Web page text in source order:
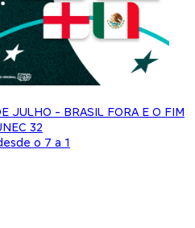
JULHO - BRASIL FORA E O FIM
32
o 7 a 1